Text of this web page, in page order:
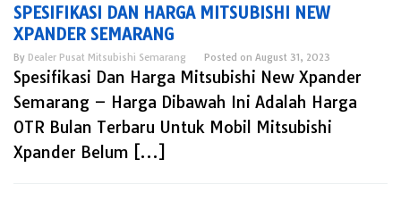
SPESIFIKASI DAN HARGA MITSUBISHI NEW
XPANDER SEMARANG
By Dealer Pusat Mitsubishi Semarang Posted on August 31, 2023
Spesifikasi Dan Harga Mitsubishi New Xpander
Semarang – Harga Dibawah Ini Adalah Harga
OTR Bulan Terbaru Untuk Mobil Mitsubishi
Xpander Belum […]